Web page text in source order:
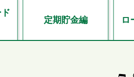
定期貯金編 ロ